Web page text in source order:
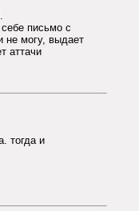
письмо с
не могу, выдает
аттачи
тогда и